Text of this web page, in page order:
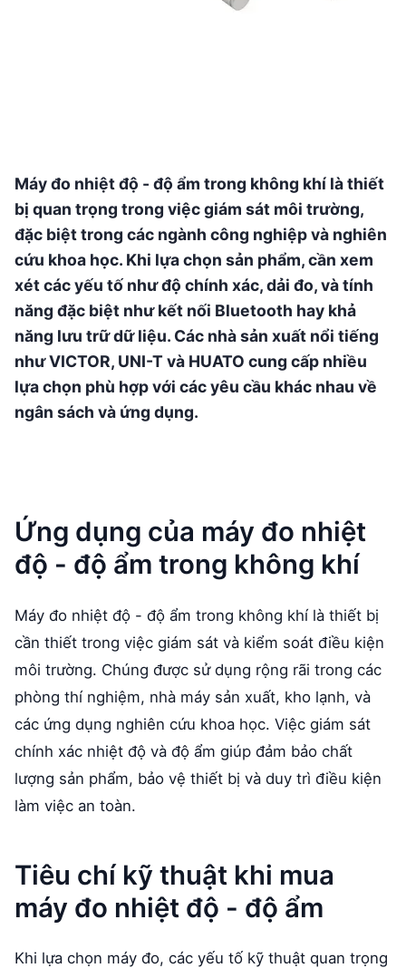
Máy đo nhiệt độ - độ ẩm trong không khí là thiết
bị quan trọng trong việc giám sát môi trường,
đặc biệt trong các ngành công nghiệp và nghiên
cứu khoa học. Khi lựa chọn sản phẩm, cần xem
xét các yếu tố như độ chính xác, dải đo, và tính
năng đặc biệt như kết nối Bluetooth hay khả
năng lưu trữ dữ liệu. Các nhà sản xuất nổi tiếng
như VICTOR, UNI-T và HUATO cung cấp nhiều
lựa chọn phù hợp với các yêu cầu khác nhau về
ngân sách và ứng dụng.
Ứng dụng của máy đo nhiệt
độ - độ ẩm trong không khí
Máy đo nhiệt độ - độ ẩm trong không khí là thiết bị
cần thiết trong việc giám sát và kiểm soát điều kiện
môi trường. Chúng được sử dụng rộng rãi trong các
phòng thí nghiệm, nhà máy sản xuất, kho lạnh, và
các ứng dụng nghiên cứu khoa học. Việc giám sát
chính xác nhiệt độ và độ ẩm giúp đảm bảo chất
lượng sản phẩm, bảo vệ thiết bị và duy trì điều kiện
làm việc an toàn.
Tiêu chí kỹ thuật khi mua
máy đo nhiệt độ - độ ẩm
Khi lựa chọn máy đo, các yếu tố kỹ thuật quan trọng